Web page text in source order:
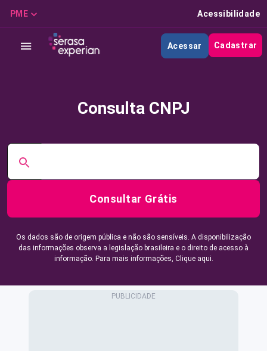
PME Acessibilidade
Acessar Cadastrar
Consulta CNPJ
Consultar Grátis
Os dados são de origem pública e não são sensíveis. A disponibilização
das informações observa a legislação brasileira e o direito de acesso à
informação. Para mais informações, Clique aqui.